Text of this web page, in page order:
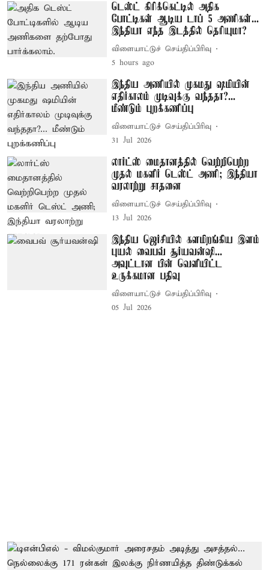
டெஸ்ட் கிரிக்கெட்டில் அதிக
போட்டிகள் ஆடிய டாப் 5 அணிகள்...
இந்தியா எந்த இடத்தில் தெரியுமா?
விளையாட்டுச் செய்திப்பிரிவு
5 hours ago
இந்திய அணியில் முகமது ஷமியின்
எதிர்காலம் முடிவுக்கு வந்ததா?...
மீண்டும் புறக்கணிப்பு
விளையாட்டுச் செய்திப்பிரிவு
31 Jul 2026
லார்ட்ஸ் மைதானத்தில் வெற்றிபெற்ற
முதல் மகளிர் டெஸ்ட் அணி; இந்தியா
வரலாற்று சாதனை
விளையாட்டுச் செய்திப்பிரிவு
13 Jul 2026
இந்திய ஜெர்சியில் களமிறங்கிய இளம்
புயல் வைபவ் சூர்யவன்ஷி...
அவுட்டான பின் வெளியிட்ட
உருக்கமான பதிவு
விளையாட்டுச் செய்திப்பிரிவு
05 Jul 2026